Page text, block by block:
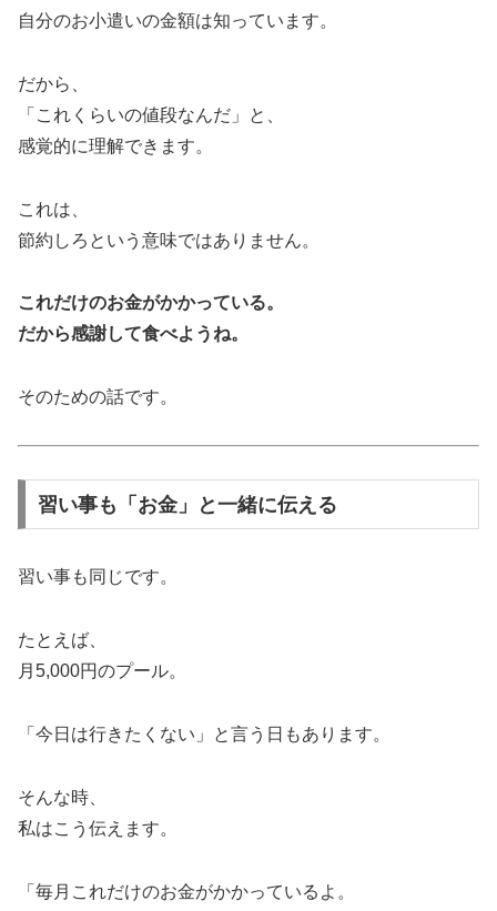
自分のお小遣いの金額は知っています。
だから、
「これくらいの値段なんだ」と、
感覚的に理解できます。
これは、
節約しろという意味ではありません。
これだけのお金がかかっている。
だから感謝して食べようね。
そのための話です。
習い事も「お金」と一緒に伝える
習い事も同じです。
たとえば、
月5,000円のプール。
「今日は行きたくない」と言う日もあります。
そんな時、
私はこう伝えます。
「毎月これだけのお金がかかっているよ。